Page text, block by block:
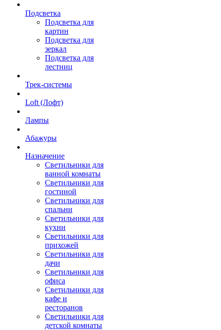
Подсветка
Подсветка для
картин
Подсветка для
зеркал
Подсветка для
лестниц
Трек-системы
Loft (Лофт)
Лампы
Абажуры
Назначение
Светильники для
ванной комнаты
Светильники для
гостиной
Светильники для
спальни
Светильники для
кухни
Светильники для
прихожей
Светильники для
дачи
Светильники для
офиса
Светильники для
кафе и
ресторанов
Светильники для
детской комнаты